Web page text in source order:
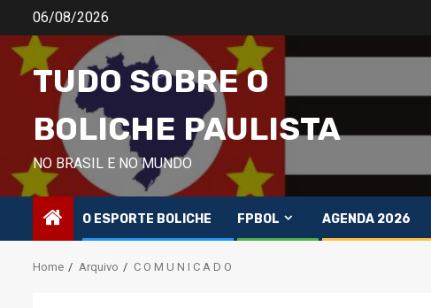
content
06/08/2026
TUDO SOBRE O
BOLICHE PAULISTA
NO BRASIL E NO MUNDO
O ESPORTE BOLICHE FPBOL AGENDA 2026
Home Arquivo C O M U N I C A D O